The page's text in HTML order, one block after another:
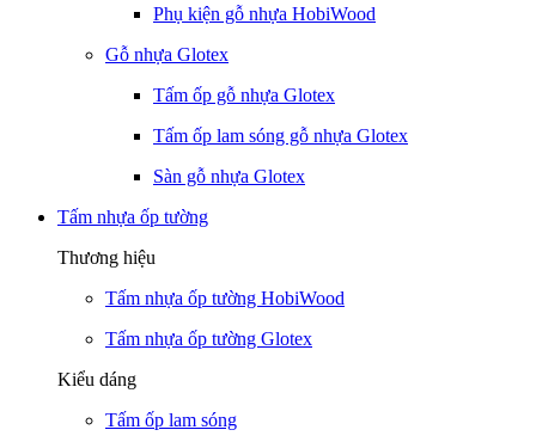
Phụ kiện gỗ nhựa HobiWood
Gỗ nhựa Glotex
Tấm ốp gỗ nhựa Glotex
Tấm ốp lam sóng gỗ nhựa Glotex
Sàn gỗ nhựa Glotex
Tấm nhựa ốp tường
Thương hiệu
Tấm nhựa ốp tường HobiWood
Tấm nhựa ốp tường Glotex
Kiểu dáng
Tấm ốp lam sóng